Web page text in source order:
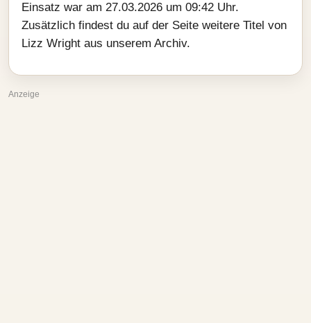
Einsatz war am 27.03.2026 um 09:42 Uhr.
Zusätzlich findest du auf der Seite weitere Titel von
Lizz Wright aus unserem Archiv.
Anzeige